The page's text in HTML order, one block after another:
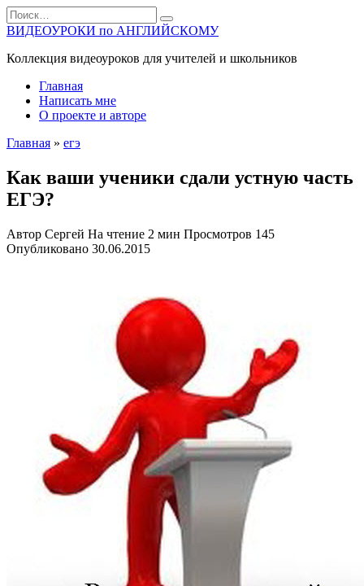
Перейти
к
содержанию
Search
for:
ВИДЕОУРОКИ по АНГЛИЙСКОМУ
Коллекция видеоуроков для учителей и школьников
Главная
Написать мне
О проекте и авторе
Главная » егэ
Как ваши ученики сдали устную часть
ЕГЭ?
Автор Сергей На чтение 2 мин Просмотров 145
Опубликовано 30.06.2015